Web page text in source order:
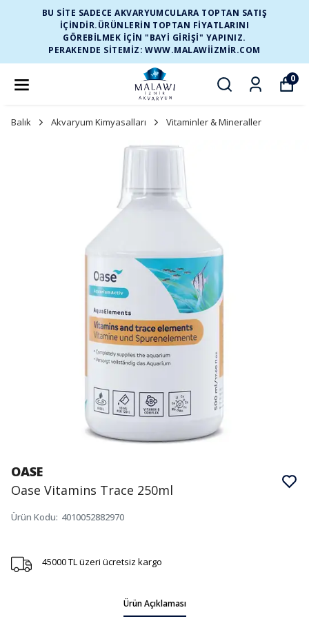
BU SİTE SADECE AKVARYUMCULARA TOPTAN SATIŞ
İÇİNDİR.ÜRÜNLERİN TOPTAN FİYATLARINI
GÖREBİLMEK İÇİN "BAYİ GİRİŞİ" YAPINIZ.
PERAKENDE SİTEMİZ: WWW.MALAWIIZMIR.COM
0
Balık Akvaryum Kimyasalları Vitaminler & Mineraller
OASE
Oase Vitamins Trace 250ml
Ürün Kodu: 4010052882970
45000 TL üzeri ücretsiz kargo
Ürün Açıklaması